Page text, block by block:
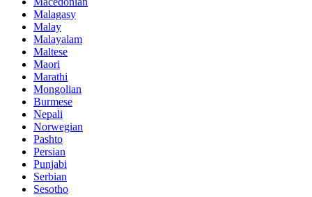
Malagasy
Malay
Malayalam
Maltese
Maori
Marathi
Mongolian
Burmese
Nepali
Norwegian
Pashto
Persian
Punjabi
Serbian
Sesotho